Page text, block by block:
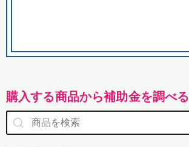
購入する商品から補助金を調べる